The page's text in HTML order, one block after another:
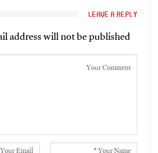
LEAVE A REPLY
address will not be published.